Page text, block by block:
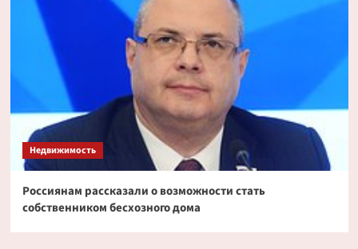
Недвижимость
Россиянам рассказали о возможности стать
собственником бесхозного дома